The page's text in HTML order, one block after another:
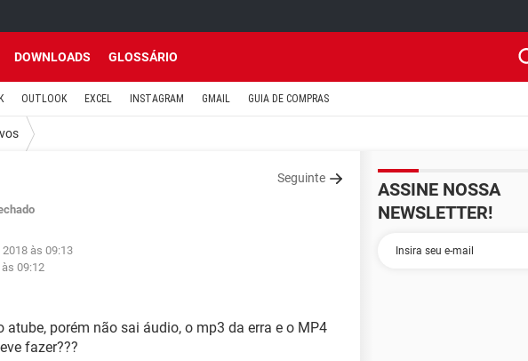
DOWNLOADS GLOSSÁRIO
OUTLOOK EXCEL INSTAGRAM GMAIL GUIA DE COMPRAS
Seguinte
às 09:13
09:12
porém não sai áudio, o mp3 da erra e o MP4
fazer???
ASSINE NOSSA
NEWSLETTER!